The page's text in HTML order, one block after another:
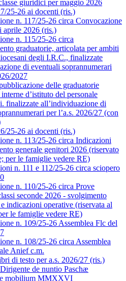
giuridici per maggio 2026
25-26 ai docenti (ris.)
n. 117/25-26 circa Convocazione
aprile 2026 (ris.)
n. 115/25-26 circa
graduatorie, articolata per ambiti
degli I.R.C., finalizzate
di eventuali soprannumerari
2027
delle graduatorie
d’istituto del personale
finalizzate all’individuazione di
per l’a.s. 2026/27 (con
25-26 ai docenti (ris.)
n. 113/25-26 circa Indicazioni
generale genitori 2026 (riservato
per le famiglie vedere RE)
n. 111 e 112/25-26 circa sciopero
n. 110/25-26 circa Prove
seconde 2026 - svolgimento
indicazioni operative (riservata al
le famiglie vedere RE)
n. 109/25-26 Assemblea Flc del
n. 108/25-26 circa Assemblea
Anief c.m.
di testo per a.s. 2026/27 (ris.)
de nuntio Paschæ
mobilium MMXXVI